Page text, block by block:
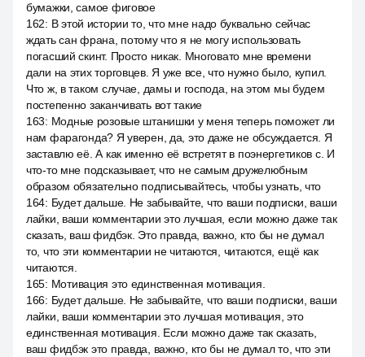
бумажки, самое фиговое
162: В этой истории то, что мне надо буквально сейчас
ждать сан франа, потому что я не могу использовать
погасший скинт. Просто никак. Многовато мне времени
дали на этих торговцев. Я уже все, что нужно было, купил.
Что ж, в таком случае, дамы и господа, на этом мы будем
постепенно заканчивать вот такие
163: Модные розовые штанишки у меня теперь поможет ли
нам фарагонда? Я уверен, да, это даже не обсуждается. Я
заставлю её. А как именно её встретят в поэнергетиков с. И
что-то мне подсказывает, что не самым дружелюбным
образом обязательно подписывайтесь, чтобы узнать, что
164: Будет дальше. Не забывайте, что ваши подписки, ваши
лайки, ваши комментарии это лучшая, если можно даже так
сказать, ваш фидбэк. Это правда, важно, кто бы не думал
то, что эти комментарии не читаются, читаются, ещё как
читаются.
165: Мотивация это единственная мотивация.
166: Будет дальше. Не забывайте, что ваши подписки, ваши
лайки, ваши комментарии это лучшая мотивация, это
единственная мотивация. Если можно даже так сказать,
ваш фидбэк это правда, важно, кто бы не думал то, что эти